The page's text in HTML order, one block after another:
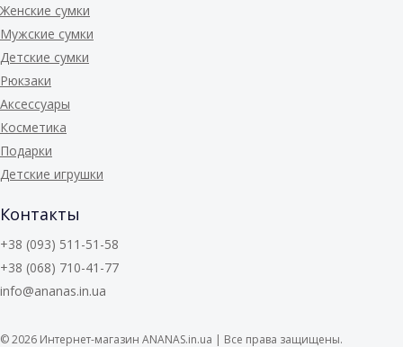
Женские сумки
Мужские сумки
Детские сумки
Рюкзаки
Аксессуары
Косметика
Подарки
Детские игрушки
Контакты
+38 (093) 511-51-58
+38 (068) 710-41-77
info@ananas.in.ua
© 2026 Интернет-магазин ANANAS.in.ua | Все права защищены.